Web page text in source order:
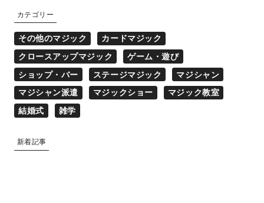
カテゴリー
その他のマジック
カードマジック
クロースアップマジック
ゲーム・遊び
ショップ・バー
ステージマジック
マジシャン
マジシャン派遣
マジックショー
マジック教室
結婚式
雑学
新着記事